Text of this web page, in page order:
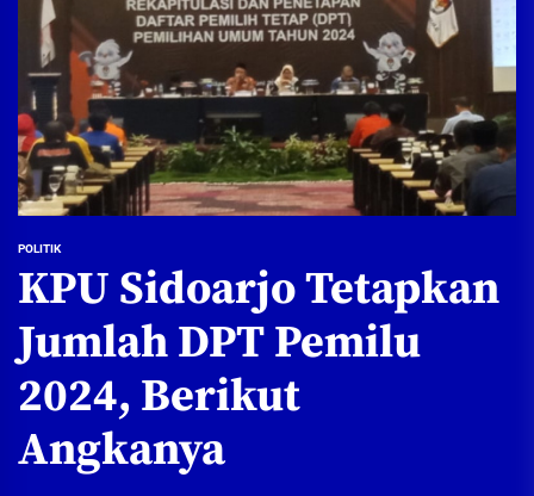
POLITIK
KPU Sidoarjo Tetapkan
Jumlah DPT Pemilu
2024, Berikut
Angkanya